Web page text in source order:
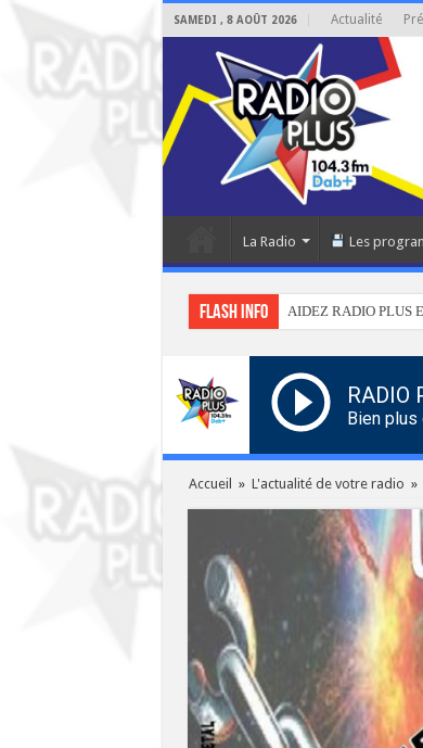
SAMEDI , 8 AOÛT 2026 Actualité
La Radio Les
Flash info AIDEZ RADIO PLUS
RADIO
Bien plus
Accueil » L'actualité de votre radio »